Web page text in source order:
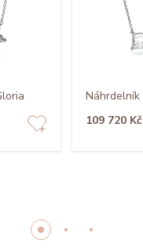
Náhrdelník
109 720 Kč